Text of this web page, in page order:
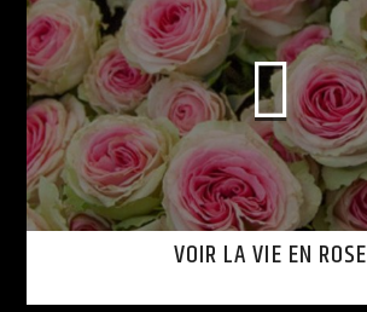
VOIR LA VIE EN ROSE